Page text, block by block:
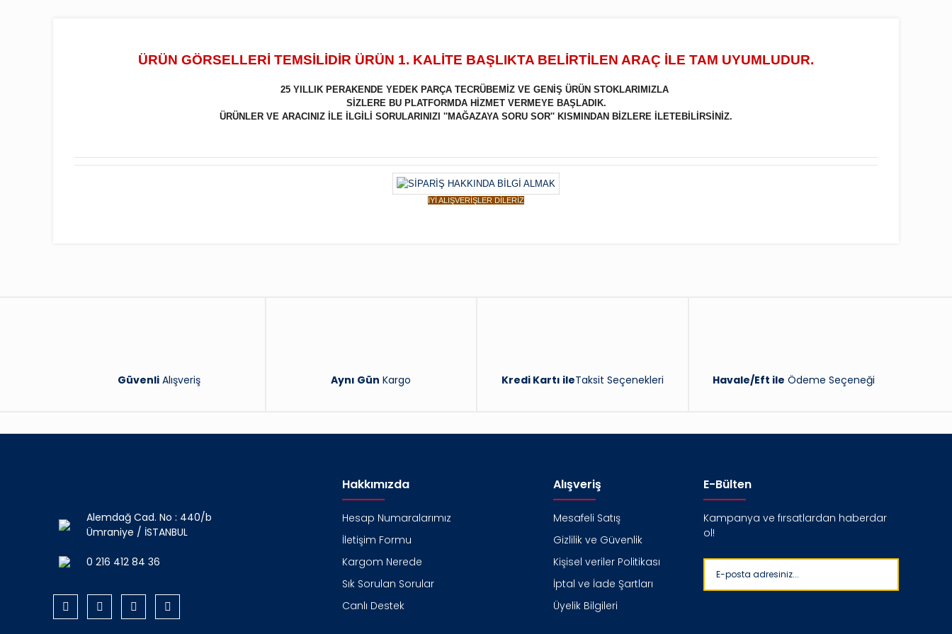
ÜRÜN GÖRSELLERİ TEMSİLİDİR ÜRÜN 1. KALİTE BAŞLIKTA BELİRTİLEN ARAÇ İLE TAM UYUMLUDUR.
25 YILLIK PERAKENDE YEDEK PARÇA TECRÜBEMİZ VE GENİŞ ÜRÜN STOKLARIMIZLA
SİZLERE BU PLATFORMDA HİZMET VERMEYE BAŞLADIK.
ÜRÜNLER VE ARACINIZ İLE İLGİLİ SORULARINIZI ''MAĞAZAYA SORU SOR'' KISMINDAN BİZLERE İLETEBİLİRSİNİZ.
İYİ ALIŞVERİŞLER DİLERİZ
GüvenliAlışveriş Aynı Gün Kargo Kredi Kartı ileTaksit Seçenekleri Havale/Eft ile Ödeme Seçeneği
Alemdağ Cad. No : 440/b
Ümraniye / İSTANBUL
0 216 412 84 36
Hakkımızda
Hesap Numaralarımız
İletişim Formu
Kargom Nerede
Sık Sorulan Sorular
Canlı Destek
Alışveriş
Mesafeli Satış
Gizlilik ve Güvenlik
Kişisel veriler Politikası
İptal ve İade Şartları
Üyelik Bilgileri
E-Bülten
Kampanya ve fırsatlardan haberdar
ol!